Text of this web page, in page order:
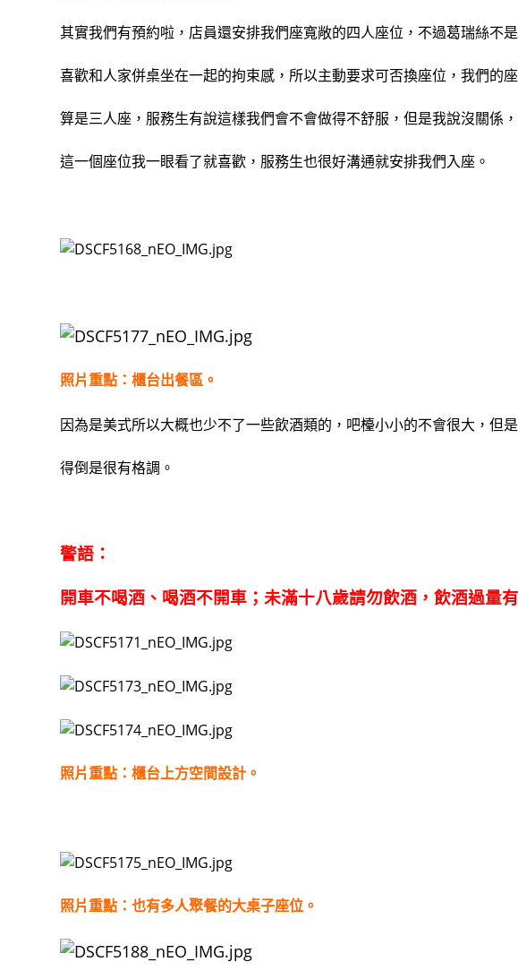
其實我們有預約啦，店員還安排我們座寬敞的四人座位，不過葛瑞絲不
喜歡和人家併桌坐在一起的拘束感，所以主動要求可否換座位，我們的
算是三人座，服務生有說這樣我們會不會做得不舒服，但是我說沒關係
這一個座位我一眼看了就喜歡，服務生也很好溝通就安排我們入座。
照片重點：櫃台出餐區。
因為是美式所以大概也少不了一些飲酒類的，吧檯小小的不會很大，但
得倒是很有格調。
警語：
開車不喝酒、喝酒不開車；未滿十八歲請勿飲酒，飲酒過量
照片重點：櫃台上方空間設計。
照片重點：也有多人聚餐的大桌子座位。